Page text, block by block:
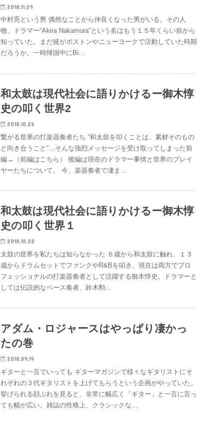
2018.11.29
中村亮という男 偶然なことから仲良くなった男がいる。その人
物、ドラマー“Akira Nakamura”という名はもう１５年くらい前から
知っていた。まだ彼がボストンやニューヨークで活動していた時期
だろうか。一時帰国中にBi…
和太鼓は現代社会に語りかけるー御木惇
史の叩く世界2
2018.10.26
繋がる世界の打楽器奏者たち “和太鼓を叩くことは、素材そのもの
と向き合うこと”…そんな強烈メッセージを受け取ってしまった前
編→（前編はこちら） 後編は現在のドラマー事情と世界のプレイ
ヤーたちについて。 今、楽器奏者で凄ま…
和太鼓は現代社会に語りかけるー御木惇
史の叩く世界１
2018.10.22
太鼓の世界を私たちは知らなかった ６歳から和太鼓に触れ、１３
歳からドラムセットでファンクやR&Bを叩き、現在は両方でプロ
フェッショナルの打楽器奏者として活躍する御木惇史。ドラマーと
しては伝説的なベース奏者、鈴木勲…
アダム・ロジャースはやっぱり凄かっ
たの巻
2018.09.19
ギターと一言でいっても ギターマガジンで様々なギタリストにそ
れぞれの３代ギタリストを上げてもらうという企画がやっていた。
挙げられる顔ぶれを見ると、非常に幅広く「ギター」と一言に言っ
ても幅が広い。雑誌の性格上、クラシックな…